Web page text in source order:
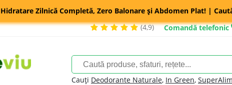
Hidratare Zilnică Completă, Zero Balonare și Abdomen Plat! |
(4,9)
Comandă telefonic
Cauți Deodorante Naturale, In Green,